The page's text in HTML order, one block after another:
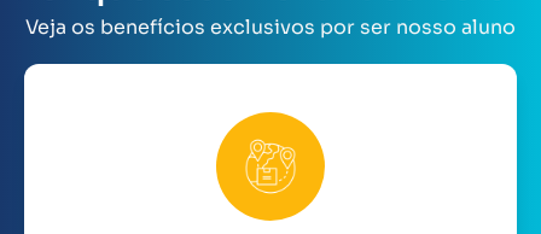
Veja os benefícios exclusivos por ser nosso aluno